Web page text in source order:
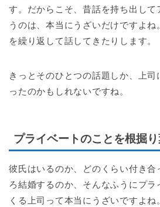
す。だからこそ、昔話を持ち出して
うのは、本当にうざいだけですよ
を繰り返して話してきたりします。
きっとそのひとつの話題しか、上
ったのかもしれないですね。
プライベートのことを根掘
彼氏はいるのか、どのくらい付き合
ろ結婚するのか、そんなふうにプラ
くる上司って本当にうざいですよ